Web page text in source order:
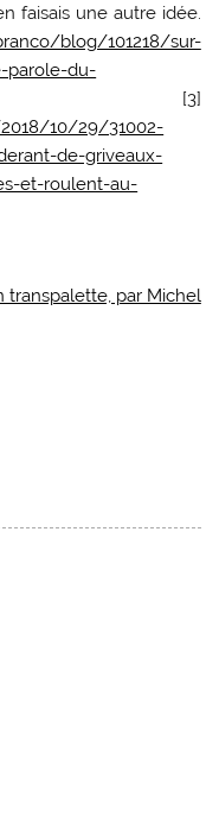
faisais une autre idée.
blog/101218/sur-
parole-du-
10/29/31002-
de-griveaux-
et-roulent-au-
transpalette, par Michel